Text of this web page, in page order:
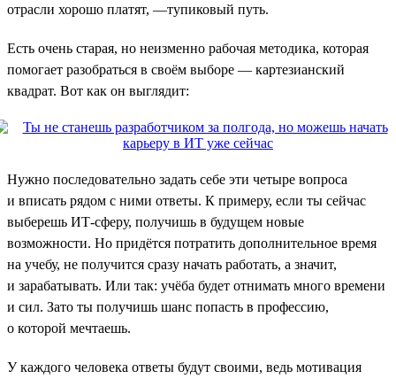
отрасли хорошо платят, —тупиковый путь.
Есть очень старая, но неизменно рабочая методика, которая
помогает разобраться в своём выборе — картезианский
квадрат. Вот как он выглядит:
Нужно последовательно задать себе эти четыре вопроса
и вписать рядом с ними ответы. К примеру, если ты сейчас
выберешь ИТ-сферу, получишь в будущем новые
возможности. Но придётся потратить дополнительное время
на учебу, не получится сразу начать работать, а значит,
и зарабатывать. Или так: учёба будет отнимать много времени
и сил. Зато ты получишь шанс попасть в профессию,
о которой мечтаешь.
У каждого человека ответы будут своими, ведь мотивация